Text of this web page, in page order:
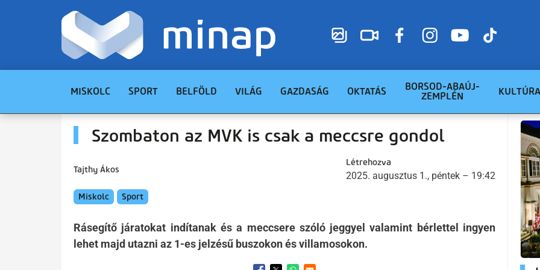
MISKOLC SPORT BELFÖLD VILÁG GAZDASÁG OKTATÁS
BORSOD-ABAÚJ-
ZEMPLÉN
KULTÚRA
Szombaton az MVK is csak a meccsre gondol
Tajthy Ákos
Létrehozva
2025. augusztus 1., péntek – 19:42
Miskolc Sport
Rásegítő járatokat indítanak és a meccsere szóló jeggyel valamint bérlettel ingyen
lehet majd utazni az 1-es jelzésű buszokon és villamosokon.